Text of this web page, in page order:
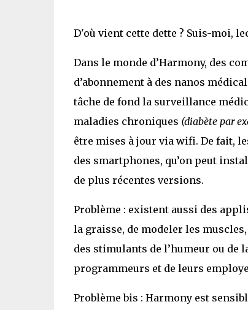
D'où vient cette dette ? Suis-moi,
Dans le monde d’Harmony, des
d’abonnement à des nanos
tâche de fond la surveillance
maladies chroniques (diabète par
être mises à jour via wifi. De fait,
des smartphones, qu’on peut
de plus récentes versions.
Problème : existent aussi des
la graisse, de modeler les
des stimulants de l’humeur ou de
programmeurs et de leurs
Problème bis : Harmony est